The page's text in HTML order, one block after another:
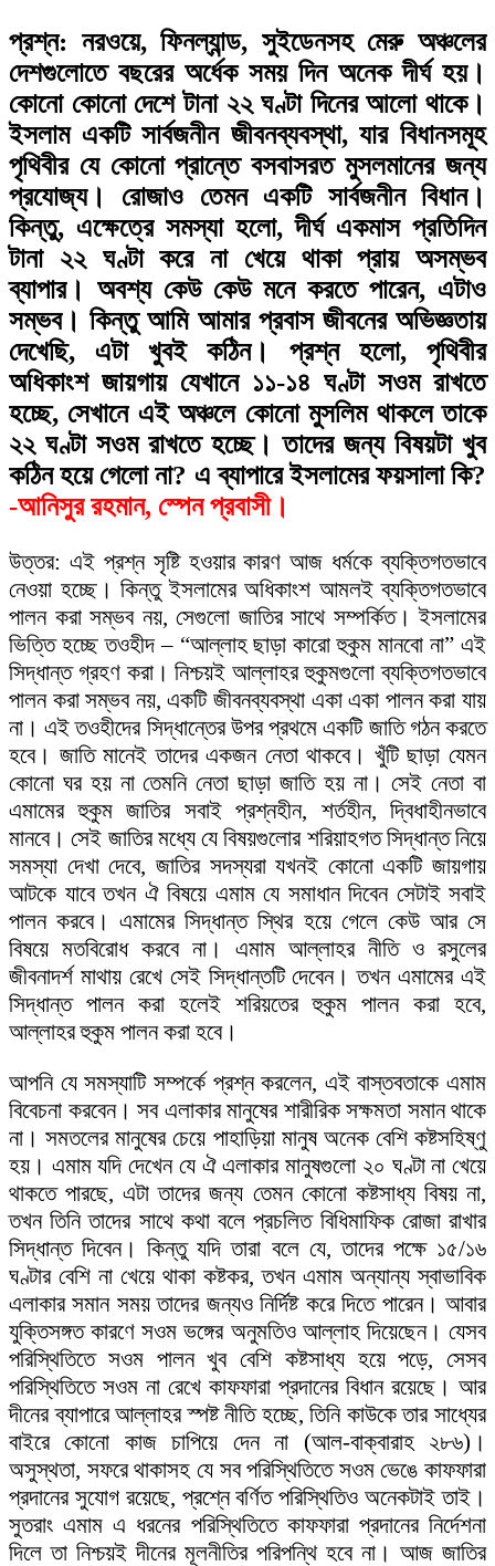
প্রশ্ন: নরওয়ে, ফিনল্যান্ড, সুইডেনসহ মেরু অঞ্চলের
দেশগুলোতে বছরের অর্ধেক সময় দিন অনেক দীর্ঘ হয়।
কোনো কোনো দেশে টানা ২২ ঘণ্টা দিনের আলো থাকে।
ইসলাম একটি সার্বজনীন জীবনব্যবস্থা, যার বিধানসমূহ
পৃথিবীর যে কোনো প্রান্তে বসবাসরত মুসলমানের জন্য
প্রযোজ্য। রোজাও তেমন একটি সার্বজনীন বিধান।
কিন্তু, এক্ষেত্রে সমস্যা হলো, দীর্ঘ একমাস প্রতিদিন
টানা ২২ ঘণ্টা করে না খেয়ে থাকা প্রায় অসম্ভব
ব্যাপার। অবশ্য কেউ কেউ মনে করতে পারেন, এটাও
সম্ভব। কিন্তু আমি আমার প্রবাস জীবনের অভিজ্ঞতায়
দেখেছি, এটা খুবই কঠিন। প্রশ্ন হলো, পৃথিবীর
অধিকাংশ জায়গায় যেখানে ১১-১৪ ঘণ্টা সওম রাখতে
হচ্ছে, সেখানে এই অঞ্চলে কোনো মুসলিম থাকলে তাকে
২২ ঘণ্টা সওম রাখতে হচ্ছে। তাদের জন্য বিষয়টা খুব
কঠিন হয়ে গেলো না? এ ব্যাপারে ইসলামের ফয়সালা কি?
-আনিসুর রহমান, স্পেন প্রবাসী।
উত্তর: এই প্রশ্ন সৃষ্টি হওয়ার কারণ আজ ধর্মকে ব্যক্তিগতভাবে
নেওয়া হচ্ছে। কিন্তু ইসলামের অধিকাংশ আমলই ব্যক্তিগতভাবে
পালন করা সম্ভব নয়, সেগুলো জাতির সাথে সম্পর্কিত। ইসলামের
ভিত্তি হচ্ছে তওহীদ – “আল্লাহ ছাড়া কারো হুকুম মানবো না” এই
সিদ্ধান্ত গ্রহণ করা। নিশ্চয়ই আল্লাহর হুকুমগুলো ব্যক্তিগতভাবে
পালন করা সম্ভব নয়, একটি জীবনব্যবস্থা একা একা পালন করা যায়
না। এই তওহীদের সিদ্ধান্তের উপর প্রথমে একটি জাতি গঠন করতে
হবে। জাতি মানেই তাদের একজন নেতা থাকবে। খুঁটি ছাড়া যেমন
কোনো ঘর হয় না তেমনি নেতা ছাড়া জাতি হয় না। সেই নেতা বা
এমামের হুকুম জাতির সবাই প্রশ্নহীন, শর্তহীন, দ্বিধাহীনভাবে
মানবে। সেই জাতির মধ্যে যে বিষয়গুলোর শরিয়াহগত সিদ্ধান্ত নিয়ে
সমস্যা দেখা দেবে, জাতির সদস্যরা যখনই কোনো একটি জায়গায়
আটকে যাবে তখন ঐ বিষয়ে এমাম যে সমাধান দিবেন সেটাই সবাই
পালন করবে। এমামের সিদ্ধান্ত স্থির হয়ে গেলে কেউ আর সে
বিষয়ে মতবিরোধ করবে না। এমাম আল্লাহর নীতি ও রসুলের
জীবনাদর্শ মাথায় রেখে সেই সিদ্ধান্তটি দেবেন। তখন এমামের এই
সিদ্ধান্ত পালন করা হলেই শরিয়তের হুকুম পালন করা হবে,
আল্লাহর হুকুম পালন করা হবে।
আপনি যে সমস্যাটি সম্পর্কে প্রশ্ন করলেন, এই বাস্তবতাকে এমাম
বিবেচনা করবেন। সব এলাকার মানুষের শারীরিক সক্ষমতা সমান থাকে
না। সমতলের মানুষের চেয়ে পাহাড়িয়া মানুষ অনেক বেশি কষ্টসহিষ্ণু
হয়। এমাম যদি দেখেন যে ঐ এলাকার মানুষগুলো ২০ ঘণ্টা না খেয়ে
থাকতে পারছে, এটা তাদের জন্য তেমন কোনো কষ্টসাধ্য বিষয় না,
তখন তিনি তাদের সাথে কথা বলে প্রচলিত বিধিমাফিক রোজা রাখার
সিদ্ধান্ত দিবেন। কিন্তু যদি তারা বলে যে, তাদের পক্ষে ১৫/১৬
ঘণ্টার বেশি না খেয়ে থাকা কষ্টকর, তখন এমাম অন্যান্য স্বাভাবিক
এলাকার সমান সময় তাদের জন্যও নির্দিষ্ট করে দিতে পারেন। আবার
যুক্তিসঙ্গত কারণে সওম ভঙ্গের অনুমতিও আল্লাহ দিয়েছেন। যেসব
পরিস্থিতিতে সওম পালন খুব বেশি কষ্টসাধ্য হয়ে পড়ে, সেসব
পরিস্থিতিতে সওম না রেখে কাফফারা প্রদানের বিধান রয়েছে। আর
দীনের ব্যাপারে আল্লাহর স্পষ্ট নীতি হচ্ছে, তিনি কাউকে তার সাধ্যের
বাইরে কোনো কাজ চাপিয়ে দেন না (আল-বাক্বারাহ ২৮৬)।
অসুস্থতা, সফরে থাকাসহ যে সব পরিস্থিতিতে সওম ভেঙে কাফফারা
প্রদানের সুযোগ রয়েছে, প্রশ্নে বর্ণিত পরিস্থিতিও অনেকটাই তাই।
সুতরাং এমাম এ ধরনের পরিস্থিতিতে কাফফারা প্রদানের নির্দেশনা
দিলে তা নিশ্চয়ই দীনের মূলনীতির পরিপন্থি হবে না। আজ জাতির